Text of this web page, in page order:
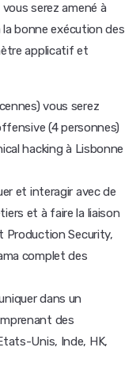
serez amené à
bonne exécution des
applicatif et
vous serez
(4 personnes)
hacking à Lisbonne
et interagir avec de
et à faire la liaison
Production Security,
complet des
dans un
des
Unis, Inde, HK,